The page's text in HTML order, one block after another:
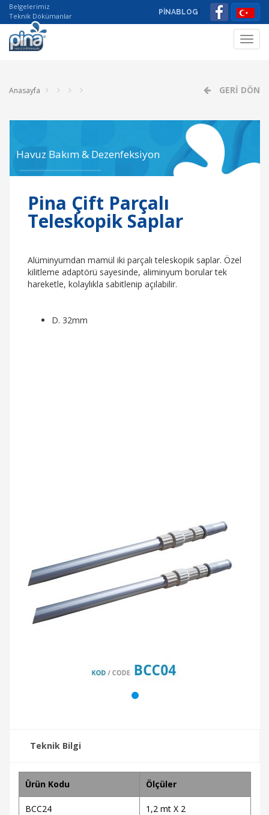
Belgelerimiz
Teknik Dökümanlar
PİNABLOG
Anasayfa GERİ DÖN
Havuz Bakım & Dezenfeksiyon
Pina Çift Parçalı
Teleskopik Saplar
Alüminyumdan mamül iki parçalı teleskopik saplar. Özel
kilitleme adaptörü sayesinde, aliminyum borular tek
hareketle, kolaylıkla sabitlenip açılabilir.
D. 32mm
Teknik Bilgi
Ürün Kodu Ölçüler
BCC24 1,2 mt X 2